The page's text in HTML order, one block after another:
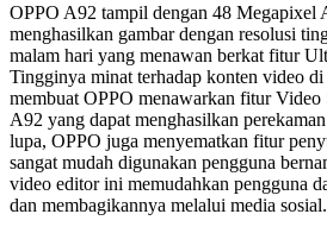
OPPO A92 tampil dengan 48 Megapixel
menghasilkan gambar dengan resolusi
malam hari yang menawan berkat fitur
Tingginya minat terhadap konten video di
membuat OPPO menawarkan fitur Video
A92 yang dapat menghasilkan
lupa, OPPO juga menyematkan fitur
sangat mudah digunakan pengguna
video editor ini memudahkan pengguna
dan membagikannya melalui media sosial.